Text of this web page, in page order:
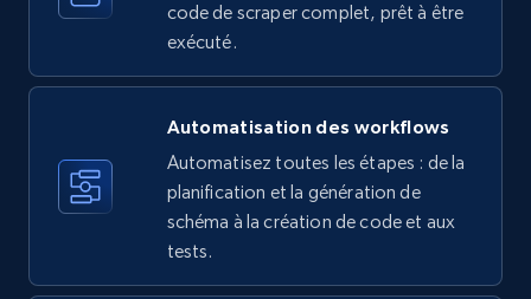
upc numbers
Title, Seller name, Brand, Description, Initial
price, Currency, Availability, Reviews count, and
35.3K+ 5.7K+ Essai gratuit
LinkedIn company information
code de scraper complet, prêt à être
exécuté.
Automatisation des workflows
Automatisez toutes les étapes : de la
planification et la génération de
schéma à la création de code et aux
tests.